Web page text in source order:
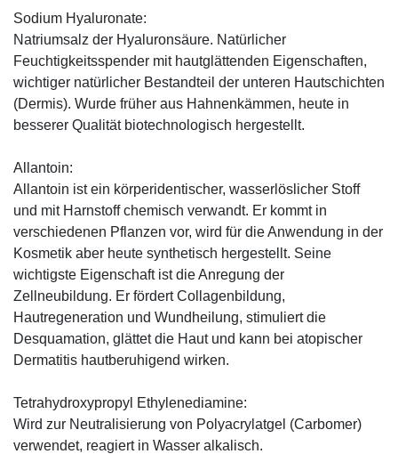
Sodium Hyaluronate:
Natriumsalz der Hyaluronsäure. Natürlicher
Feuchtigkeitsspender mit hautglättenden Eigenschaften,
wichtiger natürlicher Bestandteil der unteren Hautschichten
(Dermis). Wurde früher aus Hahnenkämmen, heute in
besserer Qualität biotechnologisch hergestellt.
Allantoin:
Allantoin ist ein körperidentischer, wasserlöslicher Stoff
und mit Harnstoff chemisch verwandt. Er kommt in
verschiedenen Pflanzen vor, wird für die Anwendung in der
Kosmetik aber heute synthetisch hergestellt. Seine
wichtigste Eigenschaft ist die Anregung der
Zellneubildung. Er fördert Collagenbildung,
Hautregeneration und Wundheilung, stimuliert die
Desquamation, glättet die Haut und kann bei atopischer
Dermatitis hautberuhigend wirken.
Tetrahydroxypropyl Ethylenediamine:
Wird zur Neutralisierung von Polyacrylatgel (Carbomer)
verwendet, reagiert in Wasser alkalisch.